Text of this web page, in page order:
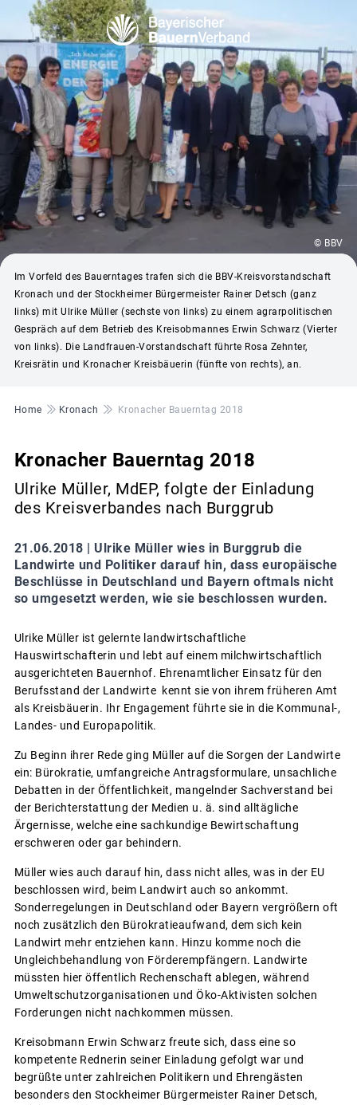
© BBV
Im Vorfeld des Bauerntages trafen sich die BBV-Kreisvorstandschaft
Kronach und der Stockheimer Bürgermeister Rainer Detsch (ganz
links) mit Ulrike Müller (sechste von links) zu einem agrarpolitischen
Gespräch auf dem Betrieb des Kreisobmannes Erwin Schwarz (Vierter
von links). Die Landfrauen-Vorstandschaft führte Rosa Zehnter,
Kreisrätin und Kronacher Kreisbäuerin (fünfte von rechts), an.
Pfadnavigation
Home Kronach Kronacher Bauerntag 2018
Kronacher Bauerntag 2018
Ulrike Müller, MdEP, folgte der Einladung
des Kreisverbandes nach Burggrub
21.06.2018 | Ulrike Müller wies in Burggrub die
Landwirte und Politiker darauf hin, dass europäische
Beschlüsse in Deutschland und Bayern oftmals nicht
so umgesetzt werden, wie sie beschlossen wurden.
Ulrike Müller ist gelernte landwirtschaftliche
Hauswirtschafterin und lebt auf einem milchwirtschaftlich
ausgerichteten Bauernhof. Ehrenamtlicher Einsatz für den
Berufsstand der Landwirte kennt sie von ihrem früheren Amt
als Kreisbäuerin. Ihr Engagement führte sie in die Kommunal-,
Landes- und Europapolitik.
Zu Beginn ihrer Rede ging Müller auf die Sorgen der Landwirte
ein: Bürokratie, umfangreiche Antragsformulare, unsachliche
Debatten in der Öffentlichkeit, mangelnder Sachverstand bei
der Berichterstattung der Medien u. ä. sind alltägliche
Ärgernisse, welche eine sachkundige Bewirtschaftung
erschweren oder gar behindern.
Müller wies auch darauf hin, dass nicht alles, was in der EU
beschlossen wird, beim Landwirt auch so ankommt.
Sonderregelungen in Deutschland oder Bayern vergrößern oft
noch zusätzlich den Bürokratieaufwand, dem sich kein
Landwirt mehr entziehen kann. Hinzu komme noch die
Ungleichbehandlung von Förderempfängern. Landwirte
müssten hier öffentlich Rechenschaft ablegen, während
Umweltschutzorganisationen und Öko-Aktivisten solchen
Forderungen nicht nachkommen müssen.
Kreisobmann Erwin Schwarz freute sich, dass eine so
kompetente Rednerin seiner Einladung gefolgt war und
begrüßte unter zahlreichen Politikern und Ehrengästen
besonders den Stockheimer Bürgermeister Rainer Detsch,